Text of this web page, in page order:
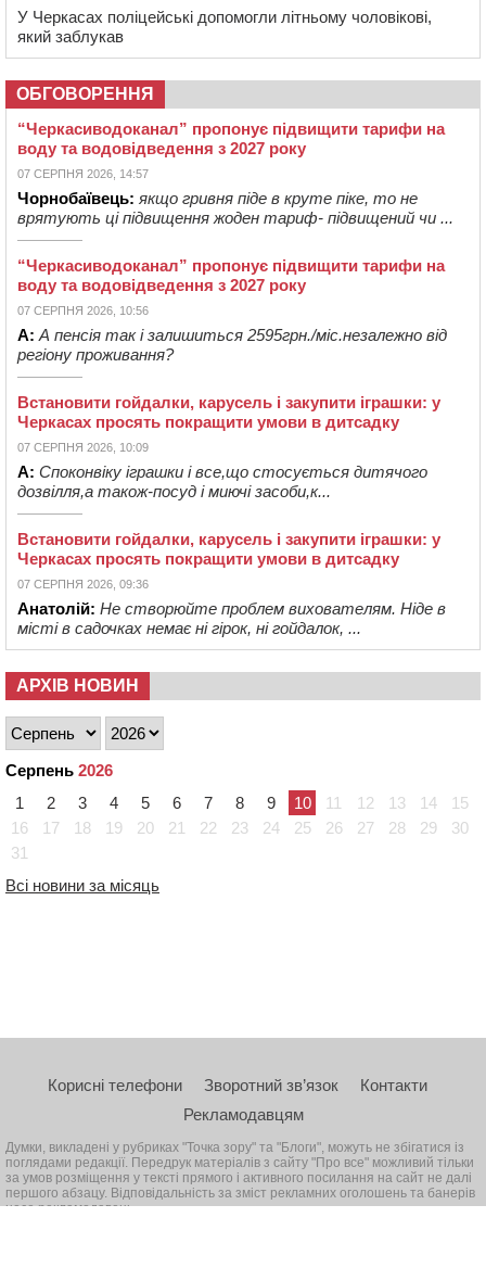
У Черкасах поліцейські допомогли літньому чоловікові,
який заблукав
ОБГОВОРЕННЯ
“Черкасиводоканал” пропонує підвищити тарифи на
воду та водовідведення з 2027 року
07 СЕРПНЯ 2026, 14:57
Чорнобаївець: якщо гривня піде в круте піке, то не
врятують ці підвищення жоден тариф- підвищений чи ...
“Черкасиводоканал” пропонує підвищити тарифи на
воду та водовідведення з 2027 року
07 СЕРПНЯ 2026, 10:56
А: А пенсія так і залишиться 2595грн./міс.незалежно від
регіону проживання?
Встановити гойдалки, карусель і закупити іграшки: у
Черкасах просять покращити умови в дитсадку
07 СЕРПНЯ 2026, 10:09
А: Споконвіку іграшки і все,що стосується дитячого
дозвілля,а також-посуд і миючі засоби,к...
Встановити гойдалки, карусель і закупити іграшки: у
Черкасах просять покращити умови в дитсадку
07 СЕРПНЯ 2026, 09:36
Анатолій: Не створюйте проблем вихователям. Ніде в
місті в садочках немає ні гірок, ні гойдалок, ...
АРХІВ НОВИН
Серпень 2026
1
2 3 4 5 6 7 8 9 10 11 12 13 14
15
16
17 18 19 20 21 22 23 24 25 26 27 28 29
30
31
Всі новини за місяць
Корисні телефони Зворотний зв’язок
Контакти
Рекламодавцям
Думки, викладені у рубриках "Точка зору" та "Блоги", можуть не збігатися із
поглядами редакції. Передрук матеріалів з сайту "Про все" можливий тільки
за умов розміщення у тексті прямого і активного посилання на сайт не далі
першого абзацу. Відповідальність за зміст рекламних оголошень та банерів
несе рекламодавець